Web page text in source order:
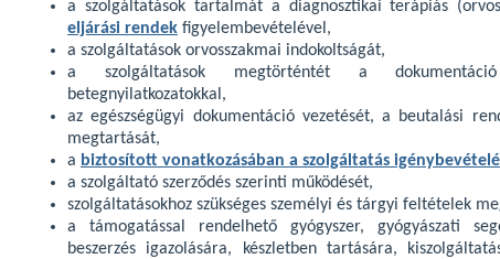
a szolgáltatások tartalmát a diagnosztikai terápiás
eljárási rendek figyelembevételével,
a szolgáltatások orvosszakmai indokoltságát,
a szolgáltatások megtörténtét a
betegnyilatkozatokkal,
az egészségügyi dokumentáció vezetését, a beutalási
megtartását,
a biztosított vonatkozásában a szolgáltatás
a szolgáltató szerződés szerinti működését,
szolgáltatásokhoz szükséges személyi és tárgyi feltételek
a támogatással rendelhető gyógyszer, gyógyászati
beszerzés igazolására, készletben tartására,